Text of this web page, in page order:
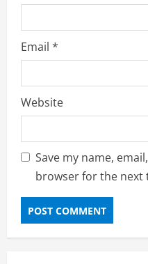
Email *
Website
Save my name,
browser for the next